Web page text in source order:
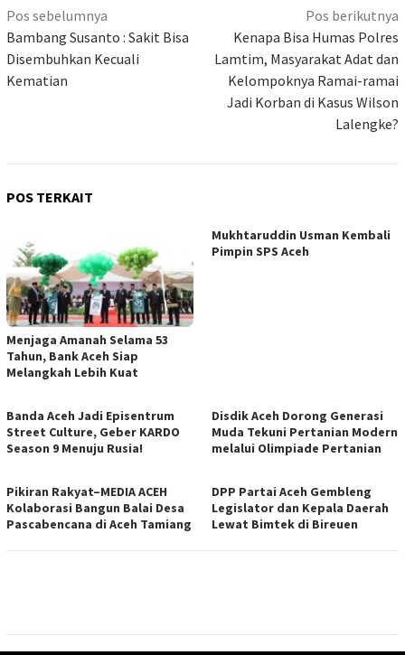
Navigasi
pos
Pos sebelumnya
Bambang Susanto : Sakit Bisa
Disembuhkan Kecuali
Kematian
Pos berikutnya
Kenapa Bisa Humas Polres
Lamtim, Masyarakat Adat dan
Kelompoknya Ramai-ramai
Jadi Korban di Kasus Wilson
Lalengke?
POS TERKAIT
Menjaga Amanah Selama 53
Tahun, Bank Aceh Siap
Melangkah Lebih Kuat
Mukhtaruddin Usman Kembali
Pimpin SPS Aceh
Banda Aceh Jadi Episentrum
Street Culture, Geber KARDO
Season 9 Menuju Rusia!
Disdik Aceh Dorong Generasi
Muda Tekuni Pertanian Modern
melalui Olimpiade Pertanian
Pikiran Rakyat–MEDIA ACEH
Kolaborasi Bangun Balai Desa
Pascabencana di Aceh Tamiang
DPP Partai Aceh Gembleng
Legislator dan Kepala Daerah
Lewat Bimtek di Bireuen